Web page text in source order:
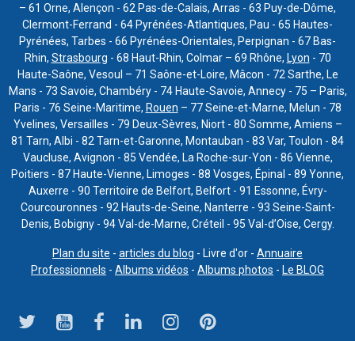
– 61 Orne, Alençon - 62 Pas-de-Calais, Arras - 63 Puy-de-Dôme,
Clermont-Ferrand - 64 Pyrénées-Atlantiques, Pau - 65 Hautes-
Pyrénées, Tarbes - 66 Pyrénées-Orientales, Perpignan - 67 Bas-
Rhin, Strasbourg - 68 Haut-Rhin, Colmar – 69 Rhône, Lyon - 70
Haute-Saône, Vesoul – 71 Saône-et-Loire, Mâcon - 72 Sarthe, Le
Mans - 73 Savoie, Chambéry - 74 Haute-Savoie, Annecy - 75 – Paris,
Paris - 76 Seine-Maritime, Rouen – 77 Seine-et-Marne, Melun - 78
Yvelines, Versailles - 79 Deux-Sèvres, Niort - 80 Somme, Amiens –
81 Tarn, Albi - 82 Tarn-et-Garonne, Montauban - 83 Var, Toulon - 84
Vaucluse, Avignon - 85 Vendée, La Roche-sur-Yon - 86 Vienne,
Poitiers - 87 Haute-Vienne, Limoges - 88 Vosges, Épinal - 89 Yonne,
Auxerre - 90 Territoire de Belfort, Belfort - 91 Essonne, Évry-
Courcouronnes - 92 Hauts-de-Seine, Nanterre - 93 Seine-Saint-
Denis, Bobigny - 94 Val-de-Marne, Créteil - 95 Val-d’Oise, Cergy.
Plan du site - articles du blog - Livre d'or - Annuaire
Professionnels - Albums vidéos - Albums photos - Le BLOG